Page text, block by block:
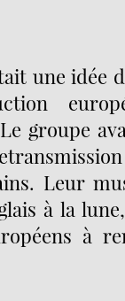
une idée
groupe
Leur
à la
à